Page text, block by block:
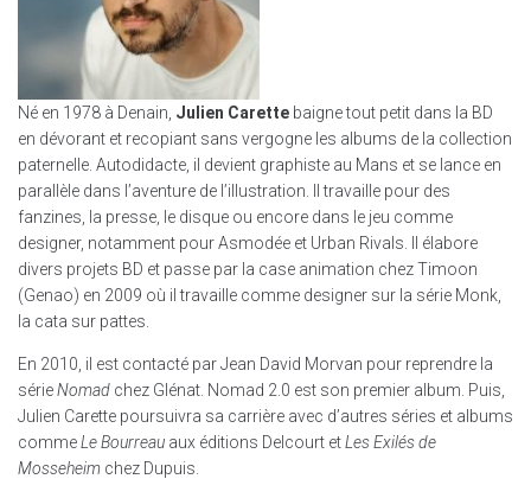
Né en 1978 à Denain, Julien Carette baigne tout petit dans la BD
en dévorant et recopiant sans vergogne les albums de la collection
paternelle. Autodidacte, il devient graphiste au Mans et se lance en
parallèle dans l’aventure de l’illustration. Il travaille pour des
fanzines, la presse, le disque ou encore dans le jeu comme
designer, notamment pour Asmodée et Urban Rivals. Il élabore
divers projets BD et passe par la case animation chez Timoon
(Genao) en 2009 où il travaille comme designer sur la série Monk,
la cata sur pattes.
En 2010, il est contacté par Jean David Morvan pour reprendre la
sérieNomad chez Glénat. Nomad 2.0 est son premier album. Puis,
Julien Carette poursuivra sa carrière avec d’autres séries et albums
commeLe Bourreau aux éditions Delcourt etLes Exilésde
Mosseheim chez Dupuis.